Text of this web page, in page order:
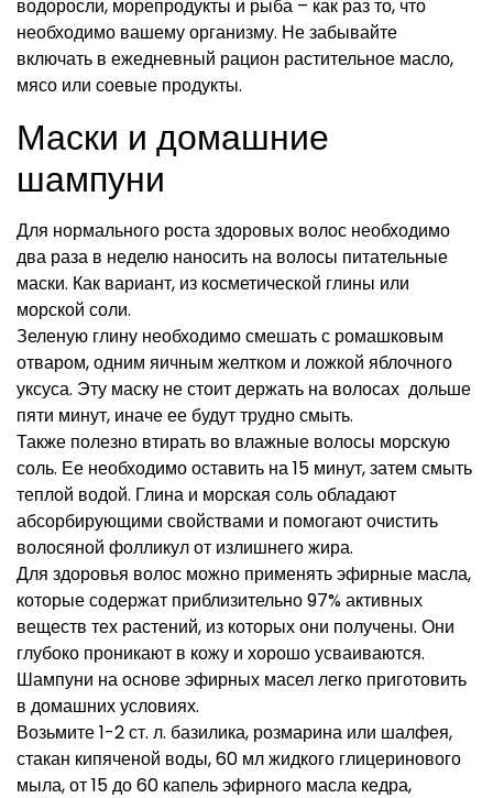
водоросли, морепродукты и рыба – как раз то, что
необходимо вашему организму. Не забывайте
включать в ежедневный рацион растительное масло,
мясо или соевые продукты.
Маски и домашние
шампуни
Для нормального роста здоровых волос необходимо
два раза в неделю наносить на волосы питательные
маски. Как вариант, из косметической глины или
морской соли.
Зеленую глину необходимо смешать с ромашковым
отваром, одним яичным желтком и ложкой яблочного
уксуса. Эту маску не стоит держать на волосах дольше
пяти минут, иначе ее будут трудно смыть.
Также полезно втирать во влажные волосы морскую
соль. Ее необходимо оставить на 15 минут, затем смыть
теплой водой. Глина и морская соль обладают
абсорбирующими свойствами и помогают очистить
волосяной фолликул от излишнего жира.
Для здоровья волос можно применять эфирные масла,
которые содержат приблизительно 97% активных
веществ тех растений, из которых они получены. Они
глубоко проникают в кожу и хорошо усваиваются.
Шампуни на основе эфирных масел легко приготовить
в домашних условиях.
Возьмите 1-2 ст. л. базилика, розмарина или шалфея,
стакан кипяченой воды, 60 мл жидкого глицеринового
мыла, от 15 до 60 капель эфирного масла кедра,